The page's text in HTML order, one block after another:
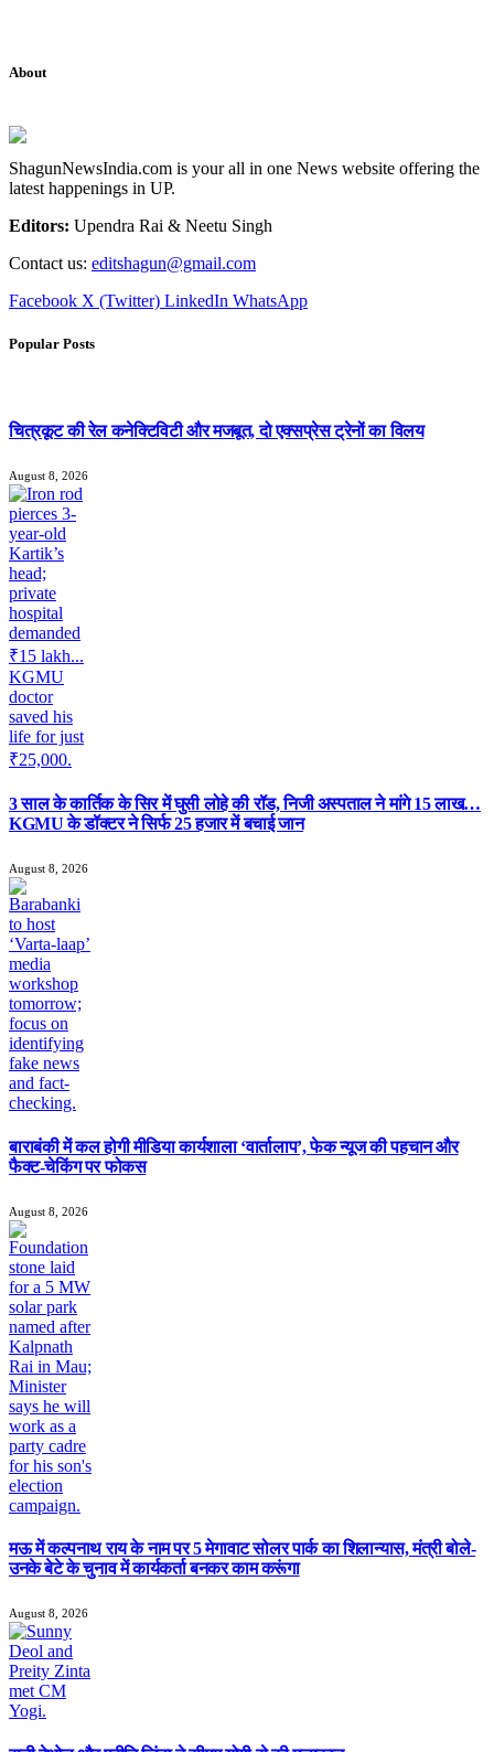
About
ShagunNewsIndia.com is your all in one News website offering the
latest happenings in UP.
Editors: Upendra Rai & Neetu Singh
Contact us: editshagun@gmail.com
Facebook X (Twitter) LinkedIn WhatsApp
Popular Posts
चित्रकूट की रेल कनेक्टिविटी और मजबूत, दो एक्सप्रेस ट्रेनों का विलय
August 8, 2026
3 साल के कार्तिक के सिर में घुसी लोहे की रॉड, निजी अस्पताल ने मांगे 15 लाख…
KGMU के डॉक्टर ने सिर्फ 25 हजार में बचाई जान
August 8, 2026
बाराबंकी में कल होगी मीडिया कार्यशाला ‘वार्तालाप’, फेक न्यूज की पहचान और
फैक्ट-चेकिंग पर फोकस
August 8, 2026
मऊ में कल्पनाथ राय के नाम पर 5 मेगावाट सोलर पार्क का शिलान्यास, मंत्री बोले-
उनके बेटे के चुनाव में कार्यकर्ता बनकर काम करूंगा
August 8, 2026